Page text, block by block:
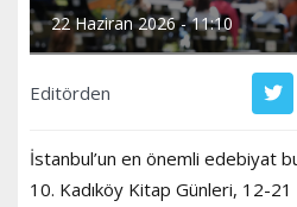
22 Haziran 2026 - 11:10
Editörden
İstanbul’un en önemli edebiyat
10. Kadıköy Kitap Günleri, 12-